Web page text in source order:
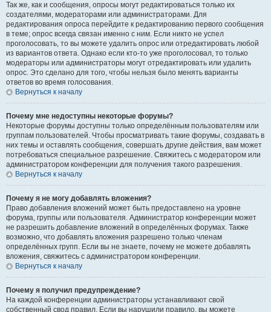
Так же, как и сообщения, опросы могут редактироваться только их
создателями, модераторами или администраторами. Для
редактирования опроса перейдите к редактированию первого сообщения
в теме; опрос всегда связан именно с ним. Если никто не успел
проголосовать, то вы можете удалить опрос или отредактировать любой
из вариантов ответа. Однако если кто-то уже проголосовал, то только
модераторы или администраторы могут отредактировать или удалить
опрос. Это сделано для того, чтобы нельзя было менять варианты
ответов во время голосования.
Вернуться к началу
Почему мне недоступны некоторые форумы?
Некоторые форумы доступны только определённым пользователям или
группам пользователей. Чтобы просматривать такие форумы, создавать в
них темы и оставлять сообщения, совершать другие действия, вам может
потребоваться специальное разрешение. Свяжитесь с модератором или
администратором конференции для получения такого разрешения.
Вернуться к началу
Почему я не могу добавлять вложения?
Право добавления вложений может быть предоставлено на уровне
форума, группы или пользователя. Администратор конференции может
не разрешить добавление вложений в определённых форумах. Также
возможно, что добавлять вложения разрешено только членам
определённых групп. Если вы не знаете, почему не можете добавлять
вложения, свяжитесь с администратором конференции.
Вернуться к началу
Почему я получил предупреждение?
На каждой конференции администраторы устанавливают свой
собственный свод правил. Если вы нарушили правило, вы можете